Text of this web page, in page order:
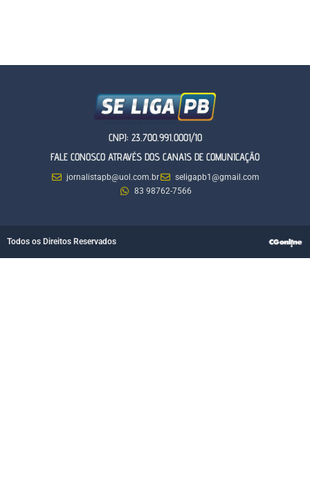
CNPJ: 23.700.991.0001/10
FALE CONOSCO ATRAVÉS DOS CANAIS DE COMUNICAÇÃO
jornalistapb@uol.com.br
seligapb1@gmail.com
83 98762-7566
Todos os Direitos Reservados